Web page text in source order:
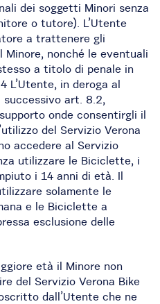
dei soggetti Minori senza
o tutore). L’Utente
a trattenere gli
nonché le eventuali
a titolo di penale in
L’Utente, in deroga al
art. 8.2,
onde consentirgli il
del Servizio Verona
accedere al Servizio
utilizzare le Biciclette, i
i 14 anni di età. Il
solamente le
e le Biciclette a
esclusione delle
età il Minore non
del Servizio Verona Bike
dall’Utente che ne